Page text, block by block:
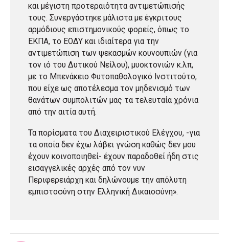
και μέγιστη προτεραιότητα αντιμετώπισής
τους. Συνεργάστηκε μάλιστα με έγκριτους
αρμόδιους επιστημονικούς φορείς, όπως το
ΕΚΠΑ, το ΕΟΔΥ και ιδιαίτερα για την
αντιμετώπιση των ψεκασμών κουνουπιών (για
τον ιό του Δυτικού Νείλου), μυοκτονιών κ.λπ,
με το Μπενάκειο Φυτοπαθολογικό Ινστιτούτο,
που είχε ως αποτέλεσμα τον μηδενισμό των
θανάτων συμπολιτών μας τα τελευταία χρόνια
από την αιτία αυτή.
Τα πορίσματα του Διαχειριστικού Ελέγχου, -για
τα οποία δεν έχω λάβει γνώση καθώς δεν μου
έχουν κοινοποιηθεί- έχουν παραδοθεί ήδη στις
εισαγγελικές αρχές από τον νυν
Περιφερειάρχη και δηλώνουμε την απόλυτη
εμπιστοσύνη στην Ελληνική Δικαιοσύνη».